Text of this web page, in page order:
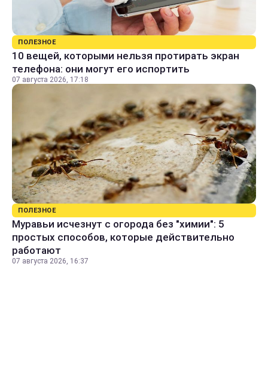
ПОЛЕЗНОЕ
10 вещей, которыми нельзя протирать экран
телефона: они могут его испортить
07 августа 2026, 17:18
ПОЛЕЗНОЕ
Муравьи исчезнут с огорода без "химии": 5
простых способов, которые действительно
работают
07 августа 2026, 16:37